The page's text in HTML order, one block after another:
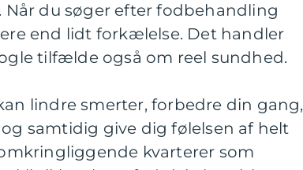
Når du søger efter fodbehandling
end lidt forkælelse. Det handler
tilfælde også om reel sundhed.
lindre smerter, forbedre din gang,
samtidig give dig følelsen af helt
kvarterer som